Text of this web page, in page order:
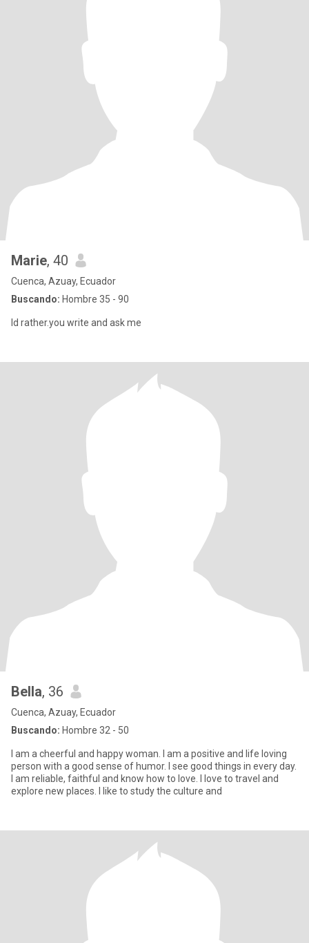
Marie, 40
Cuenca, Azuay, Ecuador
Buscando: Hombre 35 - 90
Id rather.you write and ask me
Bella, 36
Cuenca, Azuay, Ecuador
Buscando: Hombre 32 - 50
I am a cheerful and happy woman. I am a positive and life loving
person with a good sense of humor. I see good things in every day.
I am reliable, faithful and know how to love. I love to travel and
explore new places. I like to study the culture and